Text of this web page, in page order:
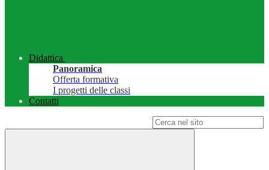
Didattica
Panoramica
Offerta formativa
I progetti delle classi
Contatti